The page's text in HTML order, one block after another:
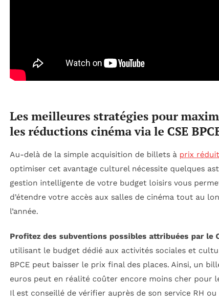
Les meilleures stratégies pour
les réductions cinéma via le CSE
Au-delà de la simple acquisition de billets à prix réduit
optimiser cet avantage culturel nécessite quelques
gestion intelligente de votre budget loisirs vous
d’étendre votre accès aux salles de cinéma tout au
l’année.
Profitez des subventions possibles attribuées par le
utilisant le budget dédié aux activités sociales et
BPCE peut baisser le prix final des places. Ainsi, un
euros peut en réalité coûter encore moins cher pour
Il est conseillé de vérifier auprès de son service RH ou